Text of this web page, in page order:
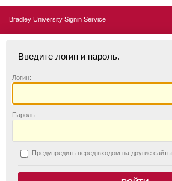
Bradley University Signin Service
Введите логин и пароль.
Логин:
Пароль:
Предупредить перед входом на другие сайты.